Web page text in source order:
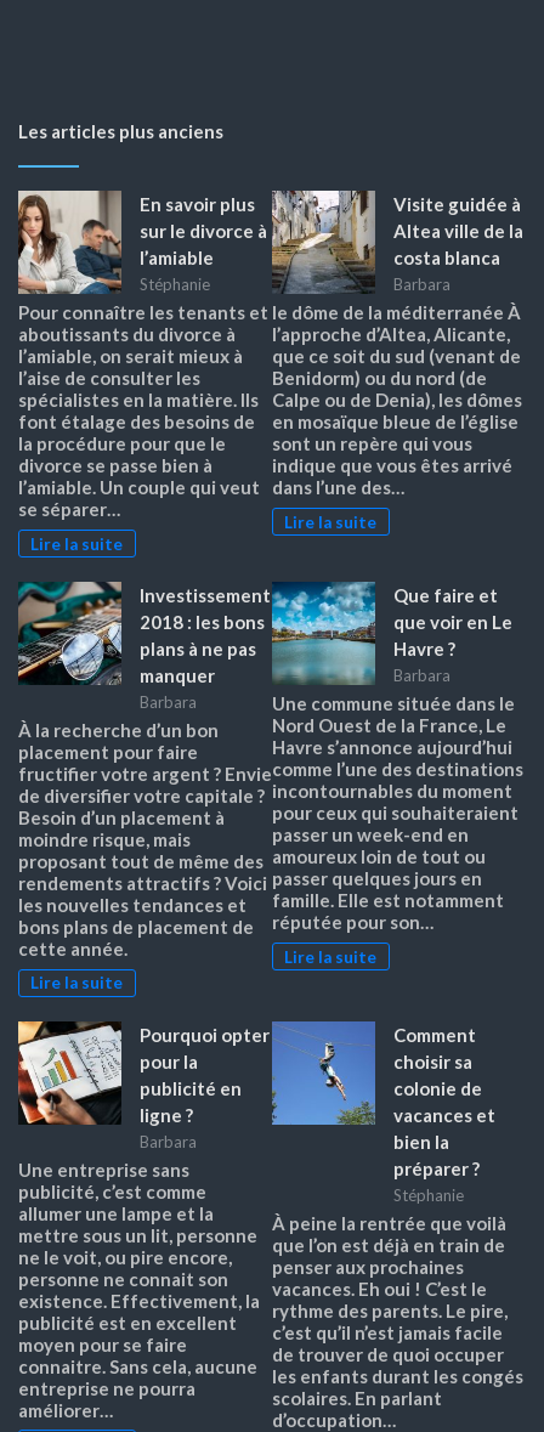
Les articles plus anciens
En savoir plus
sur le divorce à
l’amiable
Stéphanie
Pour connaître les tenants et
aboutissants du divorce à
l’amiable, on serait mieux à
l’aise de consulter les
spécialistes en la matière. Ils
font étalage des besoins de
la procédure pour que le
divorce se passe bien à
l’amiable. Un couple qui veut
se séparer…
Lire la suite
Visite guidée à
Altea ville de la
costa blanca
Barbara
le dôme de la méditerranée À
l’approche d’Altea, Alicante,
que ce soit du sud (venant de
Benidorm) ou du nord (de
Calpe ou de Denia), les dômes
en mosaïque bleue de l’église
sont un repère qui vous
indique que vous êtes arrivé
dans l’une des…
Lire la suite
Investissement
2018 : les bons
plans à ne pas
manquer
Barbara
À la recherche d’un bon
placement pour faire
fructifier votre argent ? Envie
de diversifier votre capitale ?
Besoin d’un placement à
moindre risque, mais
proposant tout de même des
rendements attractifs ? Voici
les nouvelles tendances et
bons plans de placement de
cette année.
Lire la suite
Que faire et
que voir en Le
Havre ?
Barbara
Une commune située dans le
Nord Ouest de la France, Le
Havre s’annonce aujourd’hui
comme l’une des destinations
incontournables du moment
pour ceux qui souhaiteraient
passer un week-end en
amoureux loin de tout ou
passer quelques jours en
famille. Elle est notamment
réputée pour son…
Lire la suite
Pourquoi opter
pour la
publicité en
ligne ?
Barbara
Une entreprise sans
publicité, c’est comme
allumer une lampe et la
mettre sous un lit, personne
ne le voit, ou pire encore,
personne ne connait son
existence. Effectivement, la
publicité est en excellent
moyen pour se faire
connaitre. Sans cela, aucune
entreprise ne pourra
améliorer…
Comment
choisir sa
colonie de
vacances et
bien la
préparer ?
Stéphanie
À peine la rentrée que voilà
que l’on est déjà en train de
penser aux prochaines
vacances. Eh oui ! C’est le
rythme des parents. Le pire,
c’est qu’il n’est jamais facile
de trouver de quoi occuper
les enfants durant les congés
scolaires. En parlant
d’occupation…